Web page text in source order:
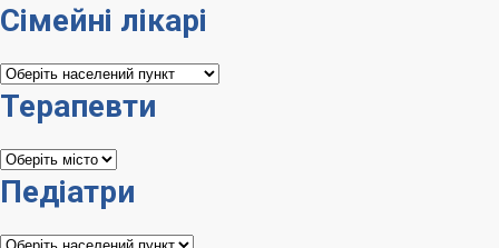
Сімейні лікарі
Сімейні
лікарі
Терапевти
Терапевти
Педіатри
Педіатри